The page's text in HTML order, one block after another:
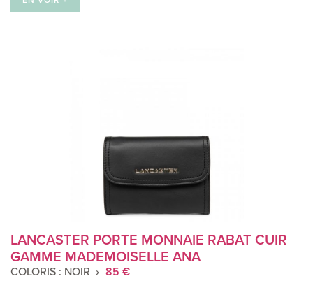
LANCASTER PORTE MONNAIE RABAT CUIR
GAMME MADEMOISELLE ANA
COLORIS : NOIR 85 €